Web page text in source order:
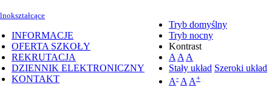
Tryb domyślny
Tryb nocny
Kontrast
A A A
Stały układ Szeroki układ
A- A A+
INFORMACJE
OFERTA SZKOŁY
REKRUTACJA
DZIENNIK ELEKTRONICZNY
KONTAKT